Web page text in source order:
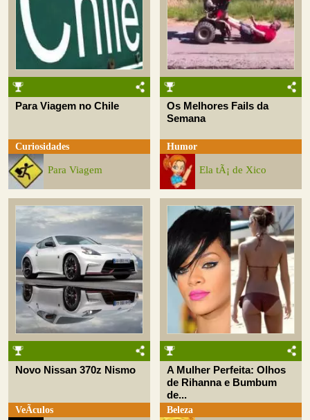
Para Viagem no Chile
Curiosidades
Para Viagem
Os Melhores Fails da
Semana
Humor
Ela tÃ¡ de Xico
Novo Nissan 370z Nismo
VeÃ­culos
A Mulher Perfeita: Olhos
de Rihanna e Bumbum
de...
Beleza